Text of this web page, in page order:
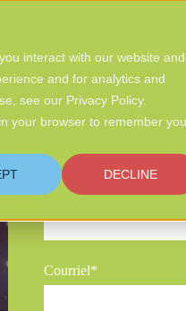
interact with our website and
and for analytics and
see our Privacy Policy.
your browser to remember
DECLINE
Prénom
Courriel*